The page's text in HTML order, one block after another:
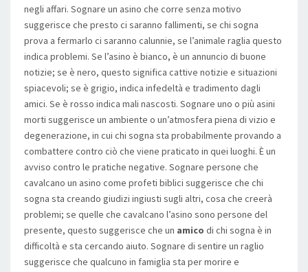
negli affari. Sognare un asino che corre senza motivo
suggerisce che presto ci saranno fallimenti, se chi sogna
prova a fermarlo ci saranno calunnie, se l’animale raglia questo
indica problemi. Se l’asino è bianco, è un annuncio di buone
notizie; se è nero, questo significa cattive notizie e situazioni
spiacevoli; se è grigio, indica infedeltà e tradimento dagli
amici. Se è rosso indica mali nascosti. Sognare uno o più asini
morti suggerisce un ambiente o un’atmosfera piena di vizio e
degenerazione, in cui chi sogna sta probabilmente provando a
combattere contro ciò che viene praticato in quei luoghi. È un
avviso contro le pratiche negative. Sognare persone che
cavalcano un asino come profeti biblici suggerisce che chi
sogna sta creando giudizi ingiusti sugli altri, cosa che creerà
problemi; se quelle che cavalcano l’asino sono persone del
presente, questo suggerisce che un amico di chi sogna è in
difficoltà e sta cercando aiuto. Sognare di sentire un raglio
suggerisce che qualcuno in famiglia sta per morire e